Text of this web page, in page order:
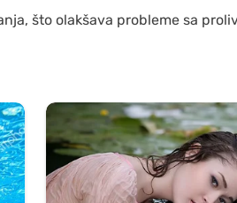
što olakšava probleme sa